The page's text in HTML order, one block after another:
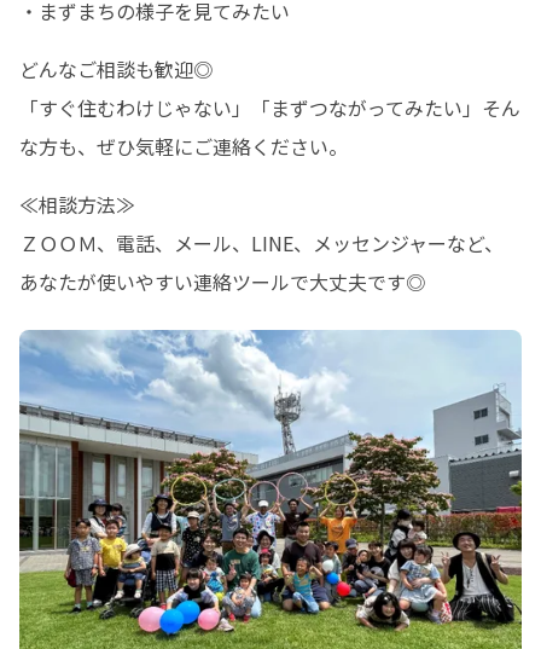
・まずまちの様子を見てみたい
どんなご相談も歓迎◎
「すぐ住むわけじゃない」「まずつながってみたい」そん
な方も、ぜひ気軽にご連絡ください。
≪相談方法≫
ＺＯＯＭ、電話、メール、LINE、メッセンジャーなど、
あなたが使いやすい連絡ツールで大丈夫です◎